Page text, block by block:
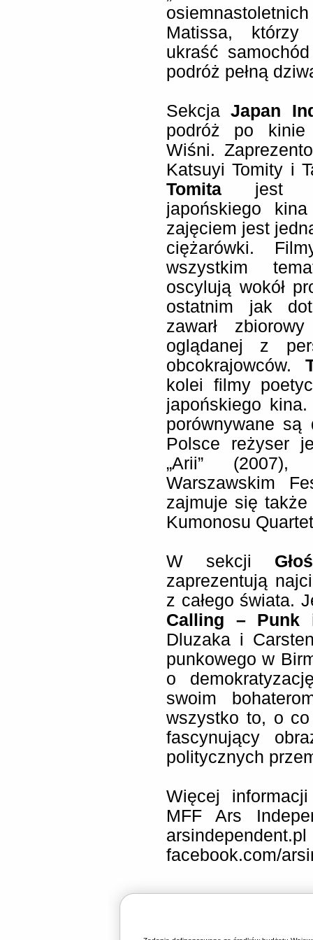
Matissa, którzy
ukraść
podróż pełną
SekcjaJapan
podróż po kinie
Wiśni.
Katsuyi Tomity i
Tomita jest
japońskiego
zajęciem jest
ciężarówki.
wszystkim
oscylują wokół
ostatnim jak
zawarł
oglądanej z
obcokrajowców.
kolei filmy
japońskiego
porównywane
Polsce reżyser
„Arii” (2007),
Warszawskim
zajmuje się
Kumonosu
W sekcji
zaprezentują
z całego świata.
Calling – Punk
Dluzaka i
punkowego w
o
swoim
wszystko to, o
fascynujący
politycznych
Więcej
MFF Ars
facebook.com/